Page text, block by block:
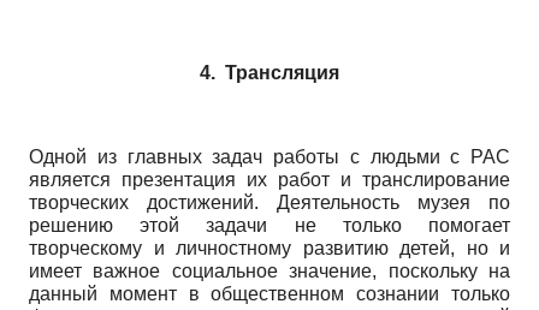
4. Трансляция
Одной из главных задач работы с людьми с РАС
является презентация их работ и транслирование
творческих достижений. Деятельность музея по
решению этой задачи не только помогает
творческому и личностному развитию детей, но и
имеет важное социальное значение, поскольку на
данный момент в общественном сознании только